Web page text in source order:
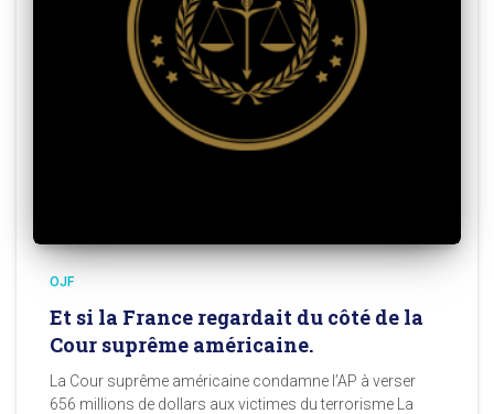
OJF
Et si la France regardait du côté de la
Cour suprême américaine.
La Cour suprême américaine condamne l’AP à verser
656 millions de dollars aux victimes du terrorisme La